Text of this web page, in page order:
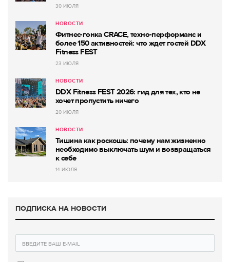
30 ИЮЛЯ
НОВОСТИ
Фитнес-гонка CRACE, техно-перформанс и
более 150 активностей: что ждет гостей DDX
Fitness FEST
23 ИЮЛЯ
НОВОСТИ
DDX Fitness FEST 2026: гид для тех, кто не
хочет пропустить ничего
20 ИЮЛЯ
НОВОСТИ
Тишина как роскошь: почему нам жизненно
необходимо выключать шум и возвращаться
к себе
14 ИЮЛЯ
ПОДПИСКА НА НОВОСТИ